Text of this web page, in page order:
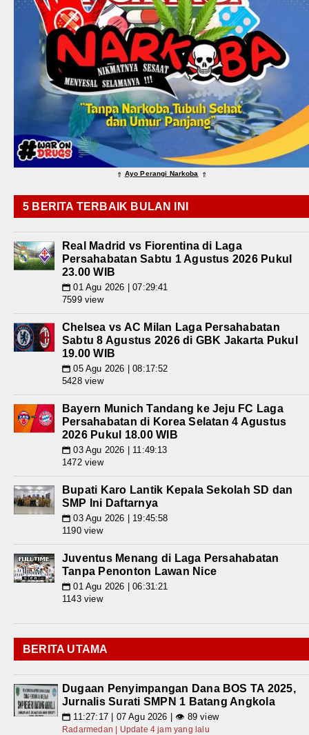
⇑ Ayo Perangi Narkoba ⇑
5 BERITA TERBAIK BULAN INI
Real Madrid vs Fiorentina di Laga
Persahabatan Sabtu 1 Agustus 2026 Pukul
23.00 WIB
📅 01 Agu 2026 | 07:29:41
7599 view
Chelsea vs AC Milan Laga Persahabatan
Sabtu 8 Agustus 2026 di GBK Jakarta Pukul
19.00 WIB
📅 05 Agu 2026 | 08:17:52
5428 view
Bayern Munich Tandang ke Jeju FC Laga
Persahabatan di Korea Selatan 4 Agustus
2026 Pukul 18.00 WIB
📅 03 Agu 2026 | 11:49:13
1472 view
Bupati Karo Lantik Kepala Sekolah SD dan
SMP Ini Daftarnya
📅 03 Agu 2026 | 19:45:58
1190 view
Juventus Menang di Laga Persahabatan
Tanpa Penonton Lawan Nice
📅 01 Agu 2026 | 06:31:21
1143 view
BERITA UTAMA
Dugaan Penyimpangan Dana BOS TA 2025,
Jurnalis Surati SMPN 1 Batang Angkola
📅 11:27:17 | 07 Agu 2026 | 👁 89 view
Radarmedan | Update 4 jam yang lalu